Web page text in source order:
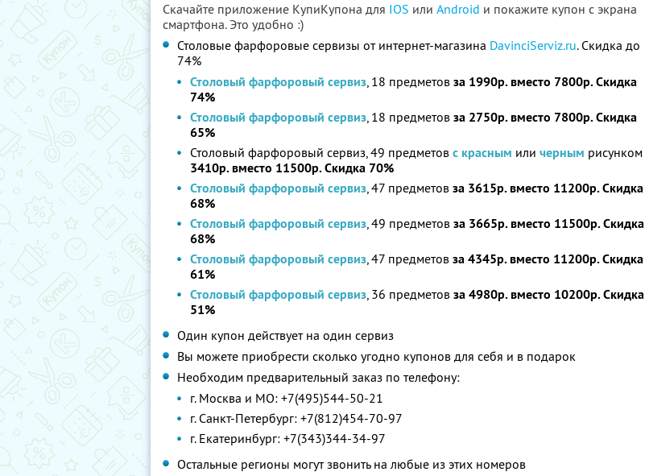
Скачайте приложение КупиКупона для IOS или Android и покажите купон с экрана
смартфона. Это удобно :)
Столовые фарфоровые сервизы от интернет-магазина DavinciServiz.ru. Скидка до
74%
Столовый фарфоровый сервиз, 18 предметов за 1990р. вместо 7800р. Скидка
74%
Столовый фарфоровый сервиз, 18 предметов за 2750р. вместо 7800р. Скидка
65%
Столовый фарфоровый сервиз, 49 предметов с красным или черным рисунком
3410р. вместо 11500р. Скидка 70%
Столовый фарфоровый сервиз, 47 предметов за 3615р. вместо 11200р. Скидка
68%
Столовый фарфоровый сервиз, 49 предметов за 3665р. вместо 11500р. Скидка
68%
Столовый фарфоровый сервиз, 47 предметов за 4345р. вместо 11200р. Скидка
61%
Столовый фарфоровый сервиз, 36 предметов за 4980р. вместо 10200р. Скидка
51%
Один купон действует на один сервиз
Вы можете приобрести сколько угодно купонов для себя и в подарок
Необходим предварительный заказ по телефону:
г. Москва и МО: +7(495)544-50-21
г. Санкт-Петербург: +7(812)454-70-97
г. Екатеринбург: +7(343)344-34-97
Остальные регионы могут звонить на любые из этих номеров